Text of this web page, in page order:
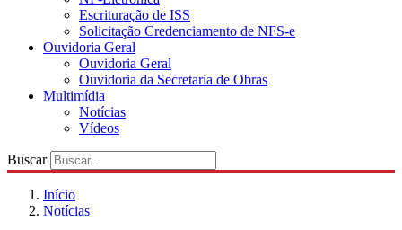
Escrituração de ISS
Solicitação Credenciamento de NFS-e
Ouvidoria Geral
Ouvidoria Geral
Ouvidoria da Secretaria de Obras
Multimídia
Notícias
Vídeos
Buscar
Início
Notícias